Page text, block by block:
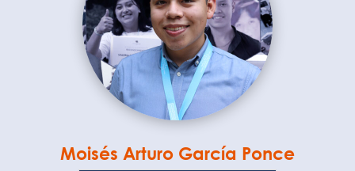
Moisés Arturo García Ponce